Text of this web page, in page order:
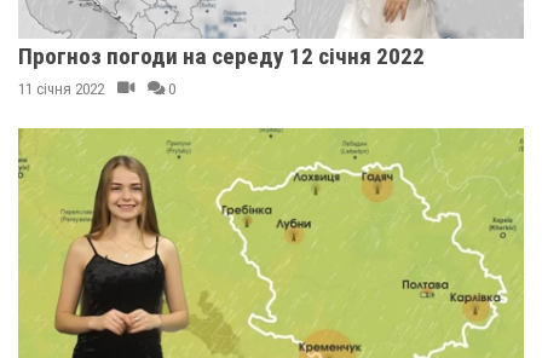
Прогноз погоди на середу 12 січня 2022
11 січня 2022 0